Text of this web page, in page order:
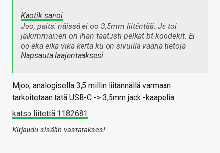
Kaotik sanoi
Joo, paitsi näissä ei oo 3,5mm liitäntää. Ja toi
jälkimmäinen on ihan taatusti pelkät bt-koodekit. Ei
oo eka eikä vika kerta ku on sivuilla vääriä tietoja
Napsauta laajentaaksesi…
Mjoo, analogisella 3,5 millin liitännällä varmaan
tarkoitetaan tätä USB-C -> 3,5mm jack -kaapelia:
katso liitettä 1182681
Kirjaudu sisään vastataksesi